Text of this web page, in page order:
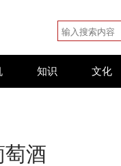
知识 文化
萄酒